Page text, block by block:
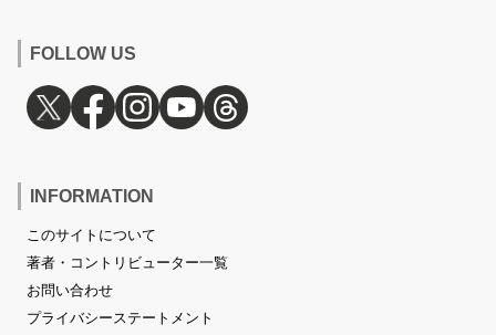
FOLLOW US
INFORMATION
このサイトについて
著者・コントリビューター一覧
お問い合わせ
プライバシーステートメント